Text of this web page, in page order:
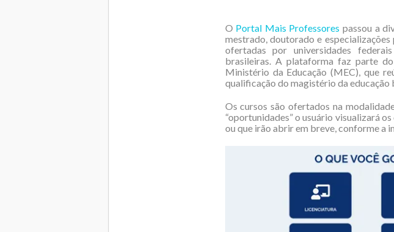
O Portal Mais Professores passou a
mestrado, doutorado e
ofertadas por universidades
brasileiras. A plataforma faz parte
Ministério da Educação (MEC), que
qualificação do magistério da educação
Os cursos são ofertados na
“oportunidades” o usuário visualizará
ou que irão abrir em breve, conforme a